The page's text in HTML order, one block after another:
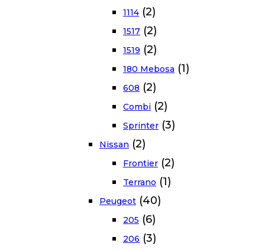
1114 (2)
1517 (2)
1519 (2)
180 Mebosa (1)
608 (2)
Combi (2)
Sprinter (3)
Nissan (2)
Frontier (2)
Terrano (1)
Peugeot (40)
205 (6)
206 (3)